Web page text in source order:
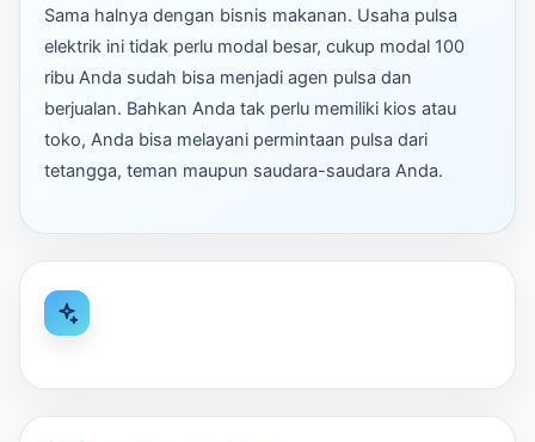
Sama halnya dengan bisnis makanan. Usaha pulsa
elektrik ini tidak perlu modal besar, cukup modal 100
ribu Anda sudah bisa menjadi agen pulsa dan
berjualan. Bahkan Anda tak perlu memiliki kios atau
toko, Anda bisa melayani permintaan pulsa dari
tetangga, teman maupun saudara-saudara Anda.